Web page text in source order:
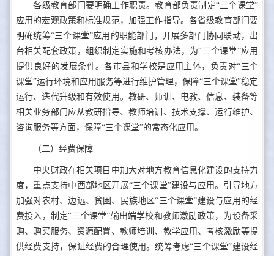
各级教育部门要明确工作职责。教育部负责制定“三个课堂”
应用的宏观政策和标准规范，加强工作指导。各省级教育部门要
明确统筹“三个课堂”应用的职能部门，开展多部门协同联动，出
台相关配套政策，组织制定实施和考核办法，为“三个课堂”应用
提供良好的发展条件。各市县和学校是应用主体，负责对“三个
课堂”运行环境和应用服务等进行维护管理，保障“三个课堂”稳定
运行、迭代升级和有效使用。教研、师训、电教、信息、装备等
相关业务部门应从教研指导、教师培训、技术支撑、运行维护、
咨询服务等方面，保障“三个课堂”的常态化应用。
（二）经费保障
中央财政在相关项目中加大对地方教育信息化建设的支持力
度，重点支持中西部地区开展“三个课堂”建设与应用。引导地方
加强对农村、边远、贫困、民族地区“三个课堂”建设与应用的经
费投入，制定“三个课堂”输出端学校和教师激励政策，为设备采
购、购买服务、资源配置、教师培训、教学应用、考核激励等提
供经费支持，保证经费的合理使用。统筹考虑“三个课堂”建设经